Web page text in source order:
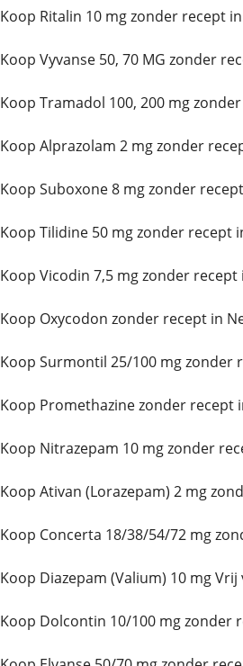
Koop Ritalin 10 mg zonder recept
Koop Vyvanse 50, 70 MG zonder
Koop Tramadol 100, 200 mg
Koop Alprazolam 2 mg zonder
Koop Suboxone 8 mg zonder
Koop Tilidine 50 mg zonder recept
Koop Vicodin 7,5 mg zonder
Koop Oxycodon zonder recept in
Koop Surmontil 25/100 mg zonder
Koop Promethazine zonder recept
Koop Nitrazepam 10 mg zonder
Koop Ativan (Lorazepam) 2 mg
Koop Concerta 18/38/54/72 mg
Koop Diazepam (Valium) 10 mg
Koop Dolcontin 10/100 mg zonder